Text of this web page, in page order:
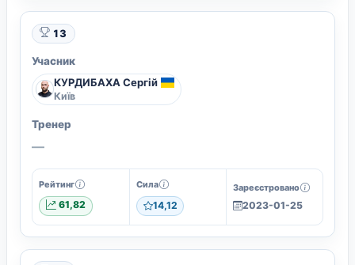
13
Учасник
КУРДИБАХА Сергій
Київ
Тренер
—
Рейтинг
61,82
Сила
14,12
Зареєстровано
2023-01-25